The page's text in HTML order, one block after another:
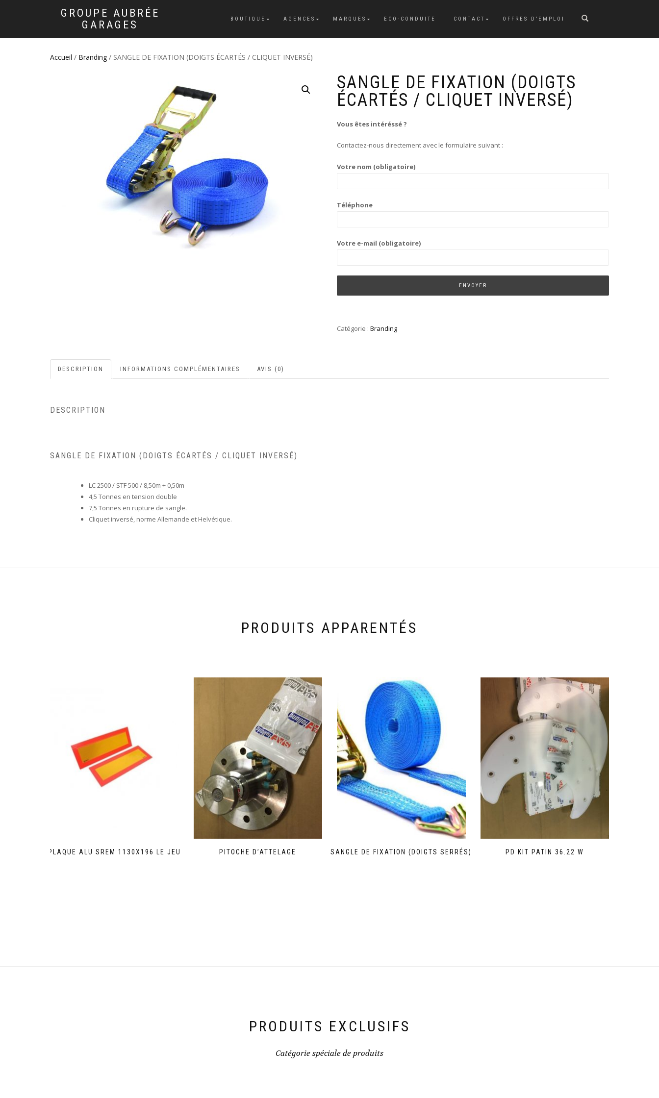
GROUPE AUBRÉE
GARAGES
BOUTIQUE AGENCES MARQUES ECO-CONDUITE CONTACT OFFRES D’EMPLOI
Accueil / Branding / SANGLE DE FIXATION (DOIGTS ÉCARTÉS / CLIQUET INVERSÉ)
SANGLE DE FIXATION (DOIGTS
ÉCARTÉS / CLIQUET INVERSÉ)
Vous êtes intéréssé ?
Contactez-nous directement avec le formulaire suivant :
Votre nom (obligatoire)
Téléphone
Votre e-mail (obligatoire)
Catégorie : Branding
DESCRIPTION INFORMATIONS COMPLÉMENTAIRES AVIS (0)
DESCRIPTION
SANGLE DE FIXATION (DOIGTS ÉCARTÉS / CLIQUET INVERSÉ)
LC 2500 / STF 500 / 8,50m + 0,50m
4,5 Tonnes en tension double
7,5 Tonnes en rupture de sangle.
Cliquet inversé, norme Allemande et Helvétique.
PRODUITS APPARENTÉS
PLAQUE ALU SREM 1130X196 LE JEU PITOCHE D’ATTELAGE SANGLE DE FIXATION (DOIGTS SERRÉS) PD KIT PATIN 36.22 W
PRODUITS EXCLUSIFS
Catégorie spéciale de produits